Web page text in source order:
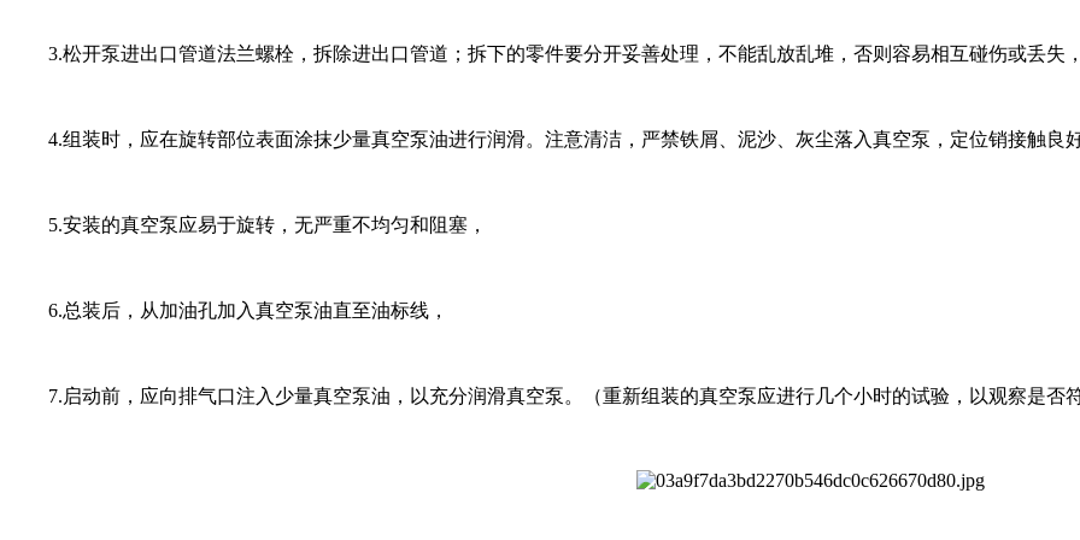
3.松开泵进出口管道法兰螺栓，拆除进出口管道；拆下的零件要分开妥善处理，不能乱放乱堆，否则容易相互碰伤或丢失，
4.组装时，应在旋转部位表面涂抹少量真空泵油进行润滑。注意清洁，严禁铁屑、泥沙、灰尘落入真空泵，定位销接触良好
5.安装的真空泵应易于旋转，无严重不均匀和阻塞，
6.总装后，从加油孔加入真空泵油直至油标线，
7.启动前，应向排气口注入少量真空泵油，以充分润滑真空泵。（重新组装的真空泵应进行几个小时的试验，以观察是否符